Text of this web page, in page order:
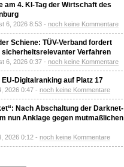
am 4. KI-Tag der Wirtschaft des
6, 2026 8:53 - noch keine Kommentare
Schiene: TÜV-Verband fordert
sicherheitsrelevanter Verfahren
6, 2026 0:37 - noch keine Kommentare
Digitalranking auf Platz 17
2026 0:47 - noch keine Kommentare
Nach Abschaltung der Darknet-
nun Anklage gegen mutmaßlichen
2026 0:12 - noch keine Kommentare